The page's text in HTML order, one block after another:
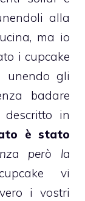
alla
, ma io
i cupcake
unendo gli
badare
descritto in
è stato
però la
vi
i vostri